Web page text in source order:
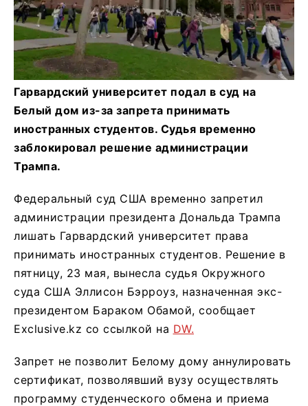
Гарвардский университет подал в суд на
Белый дом из-за запрета принимать
иностранных студентов. Судья временно
заблокировал решение администрации
Трампа.
Федеральный суд США временно запретил
администрации президента Дональда Трампа
лишать Гарвардский университет права
принимать иностранных студентов. Решение в
пятницу, 23 мая, вынесла судья Окружного
суда США Эллисон Бэрроуз, назначенная экс-
президентом Бараком Обамой, сообщает
Exclusive.kz со ссылкой на DW.
Запрет не позволит Белому дому аннулировать
сертификат, позволявший вузу осуществлять
программу студенческого обмена и приема